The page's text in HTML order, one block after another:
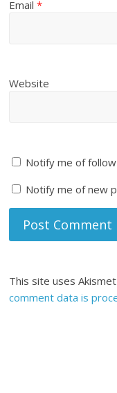
Email*
Website
Notify me of
Notify me of new
This site uses
comment data is